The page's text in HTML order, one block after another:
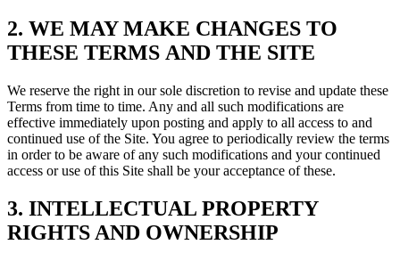
2. WE MAY MAKE CHANGES TO
THESE TERMS AND THE SITE
We reserve the right in our sole discretion to revise and update these
Terms from time to time. Any and all such modifications are
effective immediately upon posting and apply to all access to and
continued use of the Site. You agree to periodically review the terms
in order to be aware of any such modifications and your continued
access or use of this Site shall be your acceptance of these.
3. INTELLECTUAL PROPERTY
RIGHTS AND OWNERSHIP